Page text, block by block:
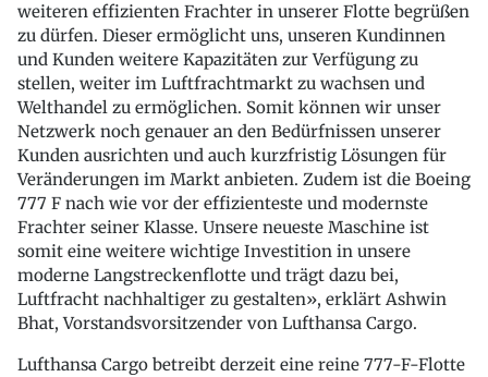
weiteren effizienten Frachter in unserer Flotte begrüßen
zu dürfen. Dieser ermöglicht uns, unseren Kundinnen
und Kunden weitere Kapazitäten zur Verfügung zu
stellen, weiter im Luftfrachtmarkt zu wachsen und
Welthandel zu ermöglichen. Somit können wir unser
Netzwerk noch genauer an den Bedürfnissen unserer
Kunden ausrichten und auch kurzfristig Lösungen für
Veränderungen im Markt anbieten. Zudem ist die Boeing
777 F nach wie vor der effizienteste und modernste
Frachter seiner Klasse. Unsere neueste Maschine ist
somit eine weitere wichtige Investition in unsere
moderne Langstreckenflotte und trägt dazu bei,
Luftfracht nachhaltiger zu gestalten», erklärt Ashwin
Bhat, Vorstandsvorsitzender von Lufthansa Cargo.
Lufthansa Cargo betreibt derzeit eine reine 777-F-Flotte